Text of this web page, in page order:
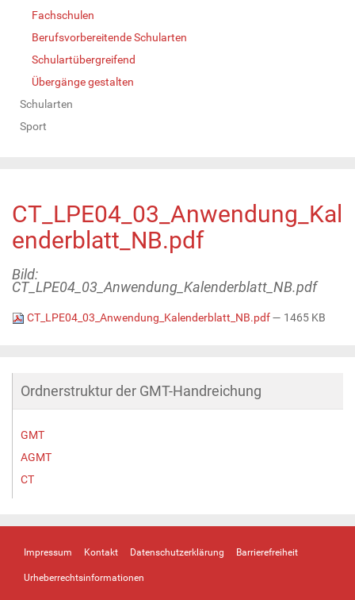
Fachschulen
Berufsvorbereitende Schularten
Schulartübergreifend
Übergänge gestalten
Schularten
Sport
CT_LPE04_03_Anwendung_Kal
enderblatt_NB.pdf
Bild:
CT_LPE04_03_Anwendung_Kalenderblatt_NB.pdf
CT_LPE04_03_Anwendung_Kalenderblatt_NB.pdf— 1465 KB
Ordnerstruktur der GMT-Handreichung
GMT
AGMT
CT
Impressum Kontakt Datenschutzerklärung Barrierefreiheit
Urheberrechtsinformationen